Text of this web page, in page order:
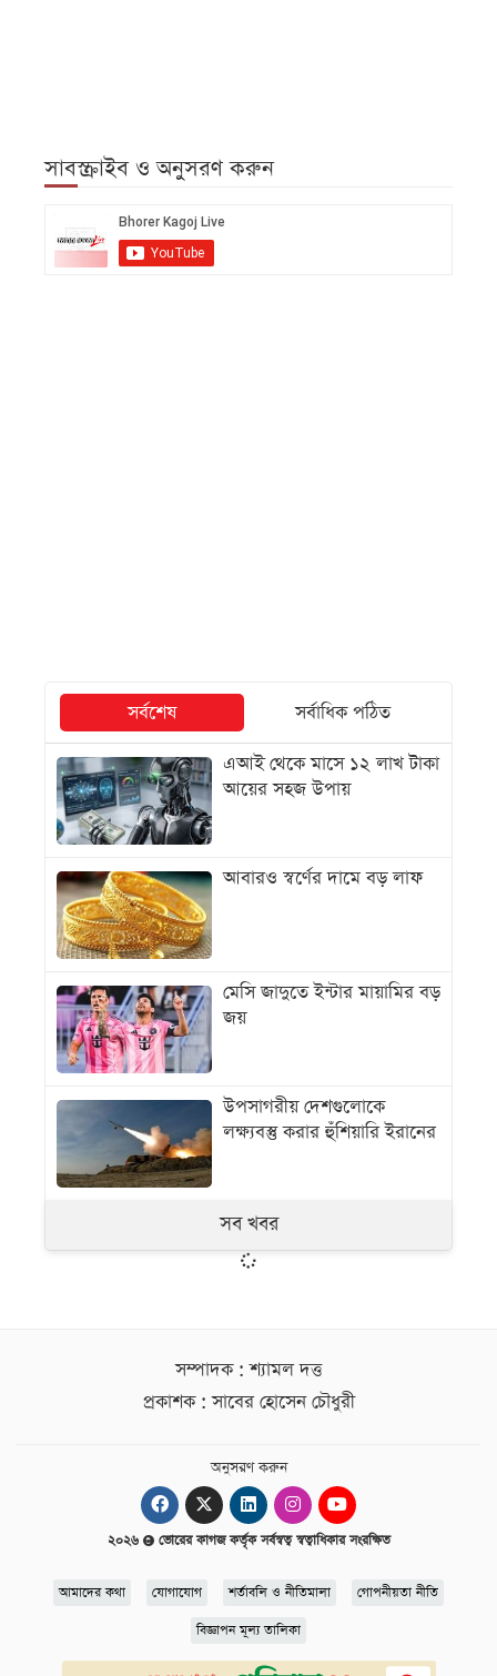
সাবস্ক্রাইব ও অনুসরণ করুন
সর্বশেষ
সর্বাধিক পঠিত
এআই থেকে মাসে ১২ লাখ টাকা
আয়ের সহজ উপায়
আবারও স্বর্ণের দামে বড় লাফ
মেসি জাদুতে ইন্টার মায়ামির বড়
জয়
উপসাগরীয় দেশগুলোকে
লক্ষ্যবস্তু করার হুঁশিয়ারি ইরানের
সব খবর
সম্পাদক : শ্যামল দত্ত
প্রকাশক : সাবের হোসেন চৌধুরী
অনুসরণ করুন
২০২৬ ভোরের কাগজ কর্তৃক সর্বস্বত্ব স্বত্বাধিকার সংরক্ষিত
আমাদের কথা যোগাযোগ শর্তাবলি ও নীতিমালা গোপনীয়তা নীতি
বিজ্ঞাপন মূল্য তালিকা